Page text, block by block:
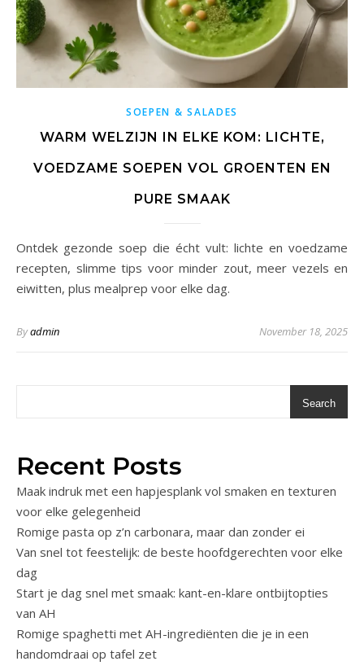
SOEPEN & SALADES
WARM WELZIJN IN ELKE KOM: LICHTE,
VOEDZAME SOEPEN VOL GROENTEN EN
PURE SMAAK
Ontdek gezonde soep die écht vult: lichte en voedzame
recepten, slimme tips voor minder zout, meer vezels en
eiwitten, plus mealprep voor elke dag.
Byadmin November 18, 2025
Search
Recent Posts
Maak indruk met een hapjesplank vol smaken en texturen
voor elke gelegenheid
Romige pasta op z’n carbonara, maar dan zonder ei
Van snel tot feestelijk: de beste hoofdgerechten voor elke
dag
Start je dag snel met smaak: kant-en-klare ontbijtopties
van AH
Romige spaghetti met AH-ingrediënten die je in een
handomdraai op tafel zet